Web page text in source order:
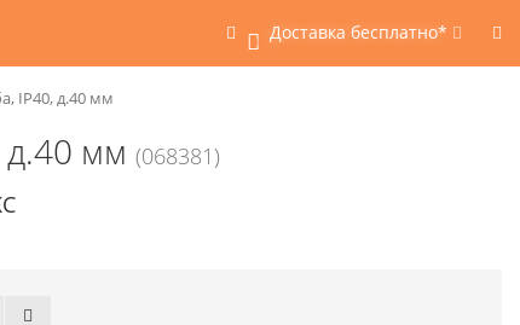
0 Доставка бесплатно*
IP40, д.40 мм
д.40 мм (068381)